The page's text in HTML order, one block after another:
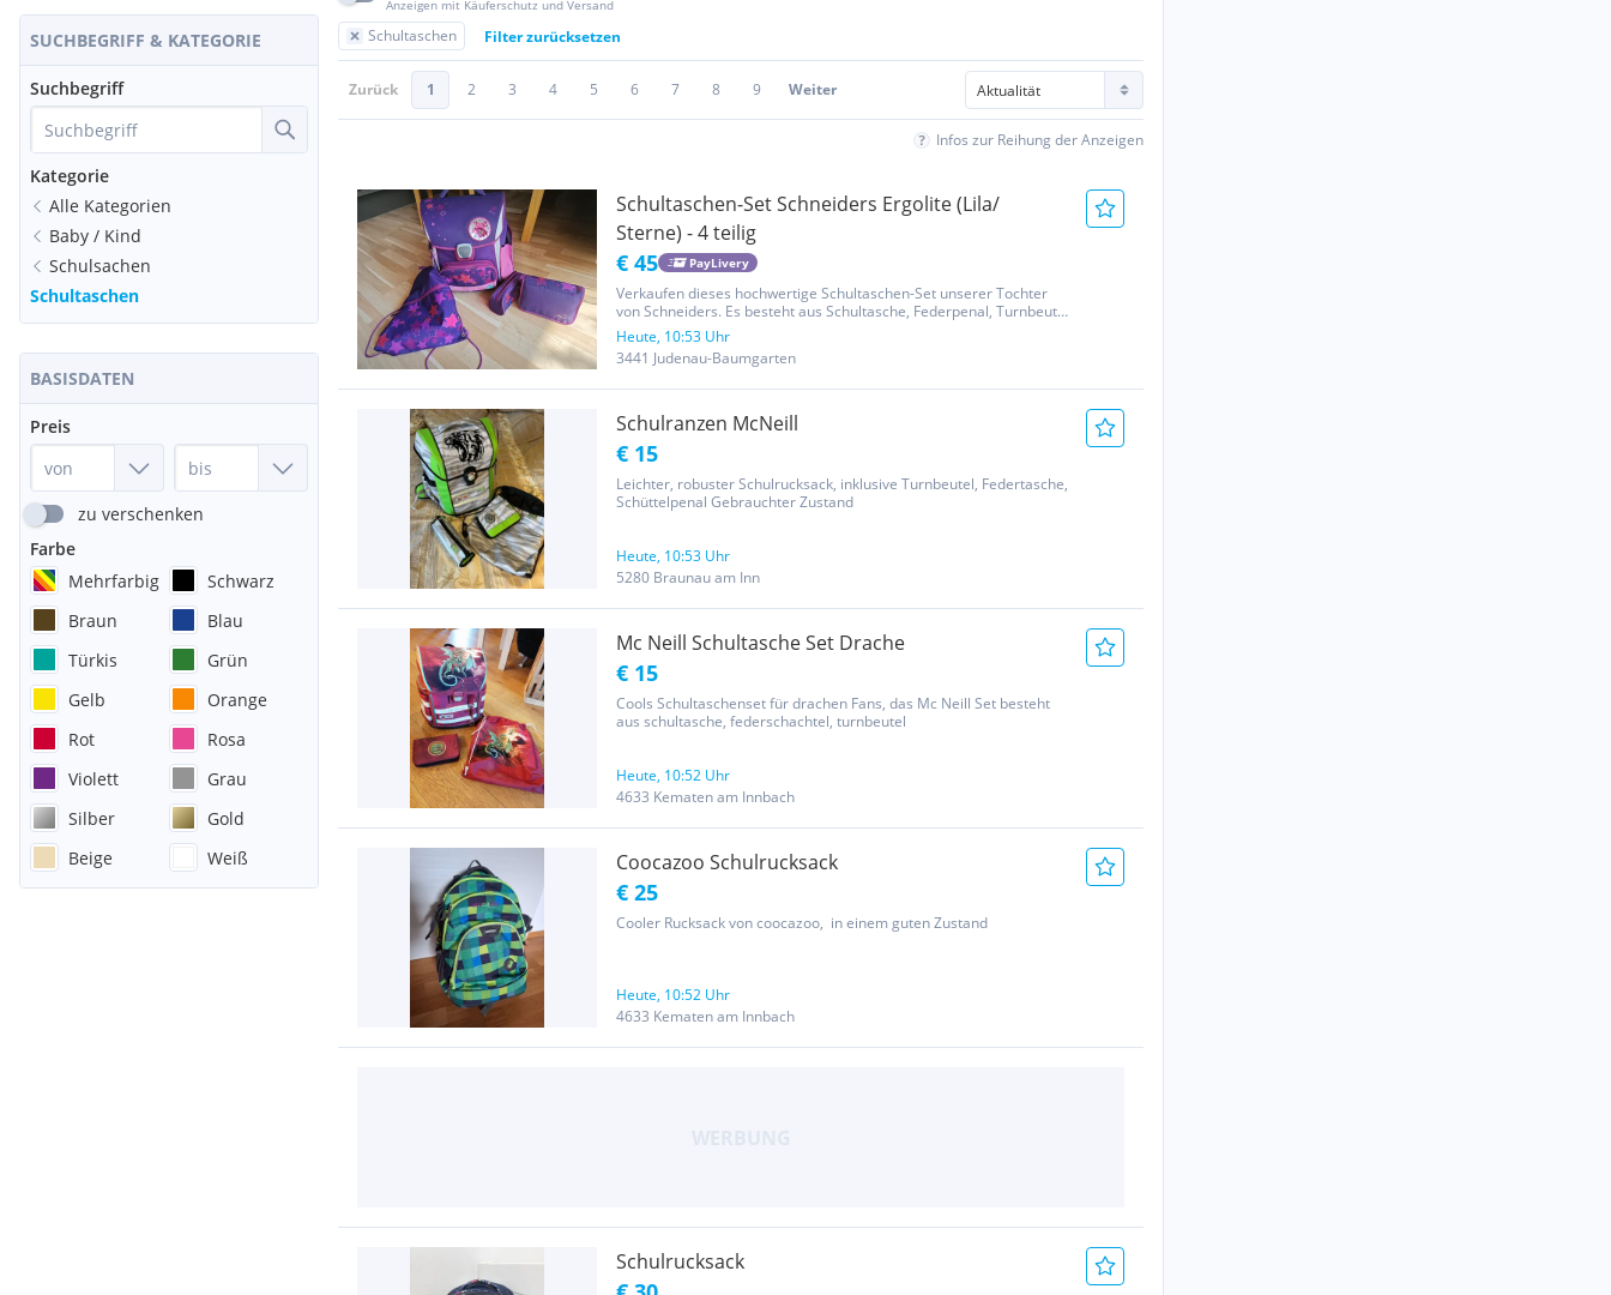
SUCHBEGRIFF & KATEGORIE
Suchbegriff
Kategorie
Alle Kategorien
Baby / Kind
Schulsachen
Schultaschen
BASISDATEN
Preis
zu verschenken
Farbe
Mehrfarbig
Schwarz
Braun
Blau
Türkis
Grün
Gelb
Orange
Rot
Rosa
Violett
Grau
Silber
Gold
Beige
Weiß
Anzeigen mit Käuferschutz und Versand
Schultaschen Filter zurücksetzen
Zurück 1 2 3 4 5 6 7 8 9 Weiter
Infos zur Reihung der Anzeigen
Schultaschen-Set Schneiders Ergolite (Lila/
Sterne) - 4 teilig
€ 45 PayLivery
Verkaufen dieses hochwertige Schultaschen-Set unserer Tochter
von Schneiders. Es besteht aus Schultasche, Federpenal, Turnbeutel
und Schlamperetui. Das Set wurde stets gut behandelt und ist in
einem guten Zustand. Alle Reißverschlüsse und der...
Heute, 10:53 Uhr
3441 Judenau-Baumgarten
Schulranzen McNeill
€ 15
Leichter, robuster Schulrucksack, inklusive Turnbeutel, Federtasche,
Schüttelpenal Gebrauchter Zustand
Heute, 10:53 Uhr
5280 Braunau am Inn
Mc Neill Schultasche Set Drache
€ 15
Cools Schultaschenset für drachen Fans, das Mc Neill Set besteht
aus schultasche, federschachtel, turnbeutel
Heute, 10:52 Uhr
4633 Kematen am Innbach
Coocazoo Schulrucksack
€ 25
Cooler Rucksack von coocazoo, in einem guten Zustand
Heute, 10:52 Uhr
4633 Kematen am Innbach
Schulrucksack